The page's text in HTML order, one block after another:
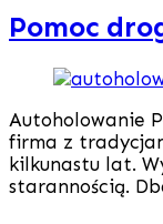
Pomoc
Autoholowanie
firma z
kilkunastu lat.
starannością.